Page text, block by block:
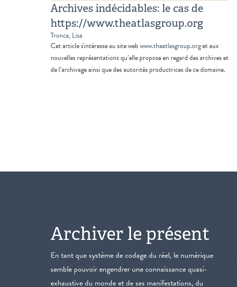
Archives indécidables: le cas de
https://www.theatlasgroup.org
Tronca, Lisa
Cet article s'intéresse au site webwww.theatlasgroup.orget aux
nouvelles représentations qu’elle propose en regard des archives et
de l’archivage ainsi que des autorités productrices de ce domaine.
Archiver le présent
En tant que système de codage du réel, le numérique
semble pouvoir engendrer une connaissance quasi-
exhaustive du monde et de ses manifestations, du